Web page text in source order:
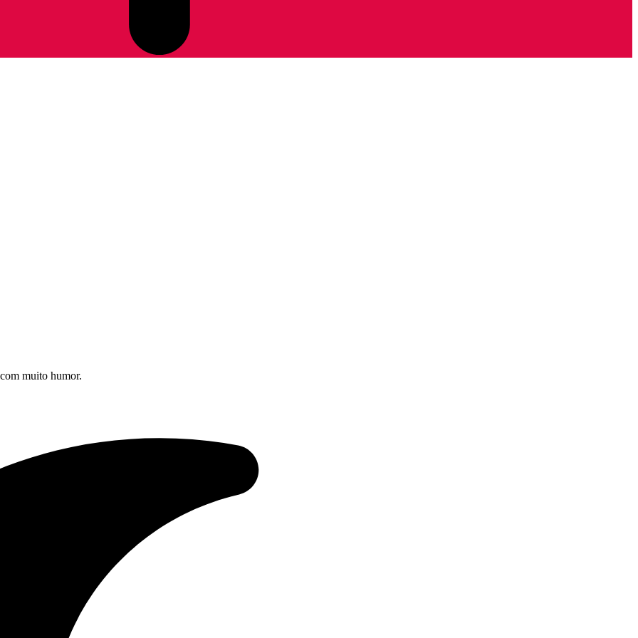
muito humor.